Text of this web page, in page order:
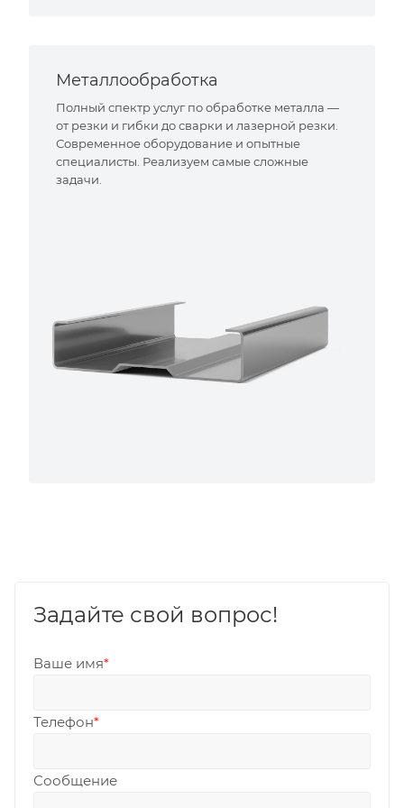
Металлообработка
Полный спектр услуг по обработке металла —
от резки и гибки до сварки и лазерной резки.
Современное оборудование и опытные
специалисты. Реализуем самые сложные
задачи.
Задайте свой вопрос!
Ваше имя*
Телефон*
Сообщение